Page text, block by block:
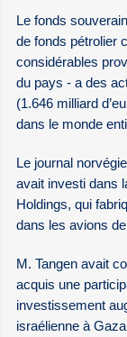
Le fonds
de fonds pétrolier
considérables
du pays - a des
(1.646 milliard
dans le monde
Le journal
avait investi dans
Holdings, qui
dans les avions
M. Tangen avait
acquis une
investissement
israélienne à